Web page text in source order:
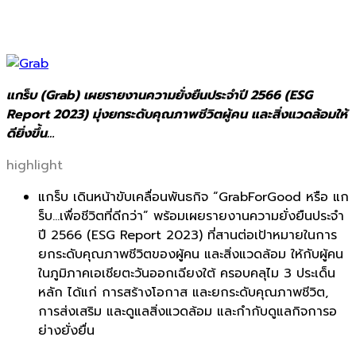
แกร็บ (Grab) เผยรายงานความยั่งยืนประจำปี 2566 (ESG
Report 2023) มุ่งยกระดับคุณภาพชีวิตผู้คน และสิ่งแวดล้อมให้
ดียิ่งขึ้น…
highlight
แกร็บ เดินหน้าขับเคลื่อนพันธกิจ “GrabForGood หรือ แก
ร็บ…เพื่อชีวิตที่ดีกว่า” พร้อมเผยรายงานความยั่งยืนประจำ
ปี 2566 (ESG Report 2023) ที่สานต่อเป้าหมายในการ
ยกระดับคุณภาพชีวิตของผู้คน และสิ่งแวดล้อม ให้กับผู้คน
ในภูมิภาคเอเชียตะวันออกเฉียงใต้ ครอบคลุไม 3 ประเด็น
หลัก ได้แก่ การสร้างโอกาส และยกระดับคุณภาพชีวิต,
การส่งเสริม และดูแลสิ่งแวดล้อม และกำกับดูแลกิจการอ
ย่างยั่งยื่น